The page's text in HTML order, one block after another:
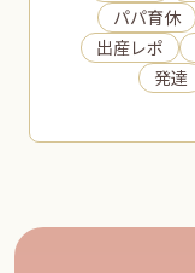
パパ育休
出産レポ
発達